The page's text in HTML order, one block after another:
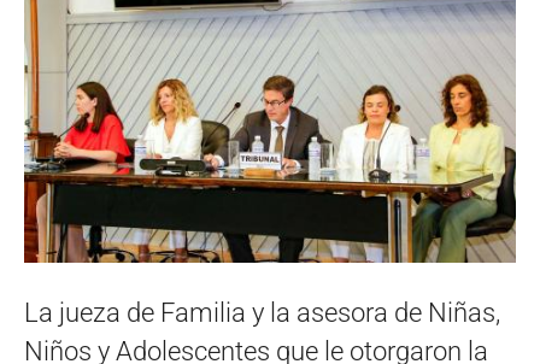
La jueza de Familia y la asesora de Niñas,
Niños y Adolescentes que le otorgaron la